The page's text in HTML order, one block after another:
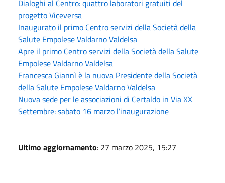
Dialoghi al Centro: quattro laboratori gratuiti del
progetto Viceversa
Inaugurato il primo Centro servizi della Società della
Salute Empolese Valdarno Valdelsa
Apre il primo Centro servizi della Società della Salute
Empolese Valdarno Valdelsa
Francesca Giannì è la nuova Presidente della Società
della Salute Empolese Valdarno Valdelsa
Nuova sede per le associazioni di Certaldo in Via XX
Settembre: sabato 16 marzo l’inaugurazione
Ultimo aggiornamento: 27 marzo 2025, 15:27